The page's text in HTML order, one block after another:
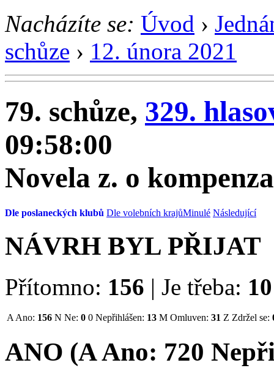
Nacházíte se: Úvod ›
schůze › 12. února 2021
79. schůze, 329.
09:58:00
Novela z. o
Dle poslaneckých klubů Dle volebních krajůMinulé Následující
NÁVRH BYL PŘIJAT
Přítomno: 156 | Je třeba:
A Ano: 156 N Ne: 0 0 Nepřihlášen: 13 M Omluven: 31 Z Zdržel se:
ANO (AAno: 720